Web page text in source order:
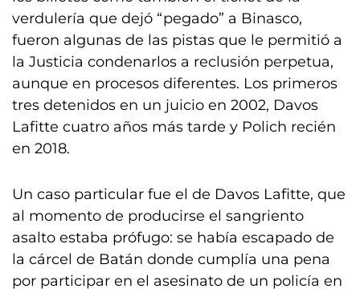
verdulería que dejó “pegado” a Binasco,
fueron algunas de las pistas que le permitió a
la Justicia condenarlos a reclusión perpetua,
aunque en procesos diferentes. Los primeros
tres detenidos en un juicio en 2002, Davos
Lafitte cuatro años más tarde y Polich recién
en 2018.
Un caso particular fue el de Davos Lafitte, que
al momento de producirse el sangriento
asalto estaba prófugo: se había escapado de
la cárcel de Batán donde cumplía una pena
por participar en el asesinato de un policía en